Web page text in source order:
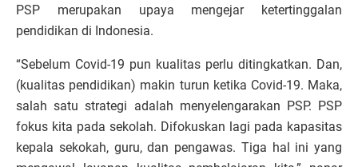
PSP merupakan upaya mengejar ketertinggalan
pendidikan di Indonesia.
“Sebelum Covid-19 pun kualitas perlu ditingkatkan. Dan,
(kualitas pendidikan) makin turun ketika Covid-19. Maka,
salah satu strategi adalah menyelengarakan PSP. PSP
fokus kita pada sekolah. Difokuskan lagi pada kapasitas
kepala sekokah, guru, dan pengawas. Tiga hal ini yang